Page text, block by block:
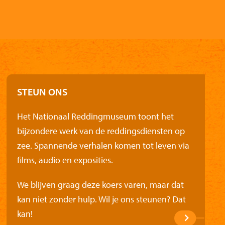
STEUN ONS
Het Nationaal Reddingmuseum toont het
bijzondere werk van de reddingsdiensten op
zee. Spannende verhalen komen tot leven via
films, audio en exposities.
We blijven graag deze koers varen, maar dat
kan niet zonder hulp. Wil je ons steunen? Dat
kan!